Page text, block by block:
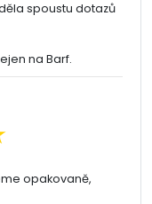
spoustu dotazů
na Barf.
opakovaně,